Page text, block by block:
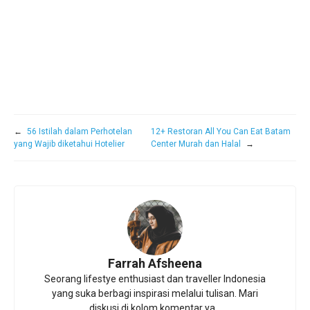
←
56 Istilah dalam Perhotelan
yang Wajib diketahui Hotelier
12+ Restoran All You Can Eat Batam
Center Murah dan Halal
→
Farrah Afsheena
Seorang lifestye enthusiast dan traveller Indonesia
yang suka berbagi inspirasi melalui tulisan. Mari